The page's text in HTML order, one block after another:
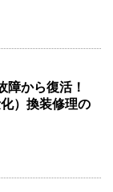
障から復活！
）換装修理の